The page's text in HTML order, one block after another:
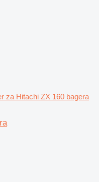
za Hitachi ZX 160 bagera